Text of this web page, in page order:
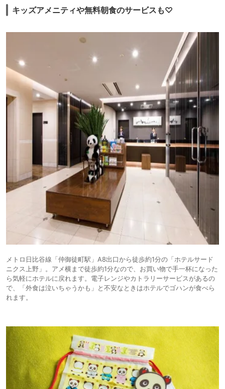
キッズアメニティや無料朝食のサービスも♡
メトロ日比谷線「仲御徒町駅」A8出口から徒歩約1分の「ホテルサード
ニクス上野」。アメ横まで徒歩約1分なので、お買い物で手一杯になった
ら気軽にホテルに戻れます。電子レンジやカトラリーサービスがあるの
で、「外食は泣いちゃうかも」と不安なときはホテルでゴハンが食べら
れます。